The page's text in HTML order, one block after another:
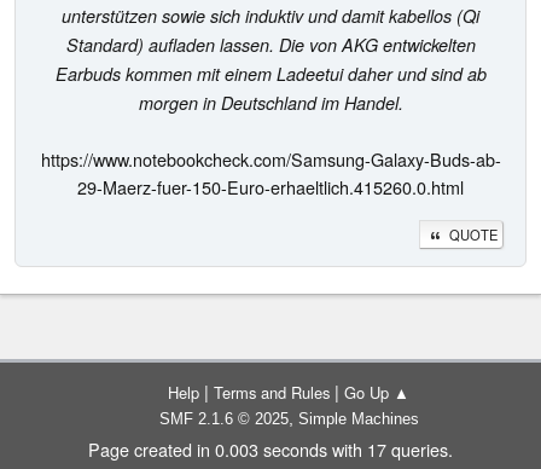
unterstützen sowie sich induktiv und damit kabellos (Qi
Standard) aufladen lassen. Die von AKG entwickelten
Earbuds kommen mit einem Ladeetui daher und sind ab
morgen in Deutschland im Handel.
https://www.notebookcheck.com/Samsung-Galaxy-Buds-ab-
29-Maerz-fuer-150-Euro-erhaeltlich.415260.0.html
QUOTE
Help | Terms and Rules | Go Up ▲
SMF 2.1.6 © 2025, Simple Machines
Page created in 0.003 seconds with 17 queries.